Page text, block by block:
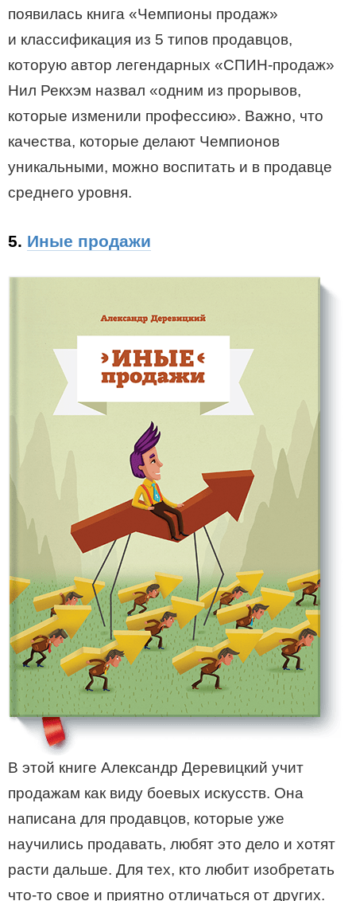
появилась книга «Чемпионы продаж»
и классификация из 5 типов продавцов,
которую автор легендарных «СПИН-продаж»
Нил Рекхэм назвал «одним из прорывов,
которые изменили профессию». Важно, что
качества, которые делают Чемпионов
уникальными, можно воспитать и в продавце
среднего уровня.
5. Иные продажи
В этой книге Александр Деревицкий учит
продажам как виду боевых искусств. Она
написана для продавцов, которые уже
научились продавать, любят это дело и хотят
расти дальше. Для тех, кто любит изобретать
что-то свое и приятно отличаться от других.